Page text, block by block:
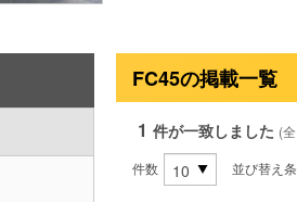
FC45の掲載一覧
1 件が一致しました (
件数
並び替え